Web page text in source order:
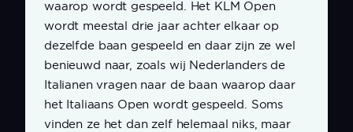
waarop wordt gespeeld. Het KLM Open
wordt meestal drie jaar achter elkaar op
dezelfde baan gespeeld en daar zijn ze wel
benieuwd naar, zoals wij Nederlanders de
Italianen vragen naar de baan waarop daar
het Italiaans Open wordt gespeeld. Soms
vinden ze het dan zelf helemaal niks, maar